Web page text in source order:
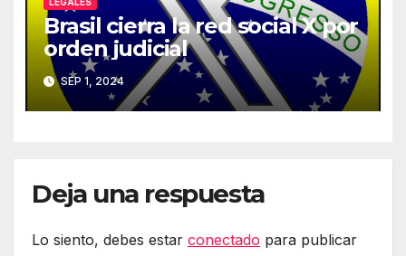
Brasil cierra la red social X por
orden judicial
SEP 1, 2024
Deja una respuesta
Lo siento, debes estar conectado para publicar